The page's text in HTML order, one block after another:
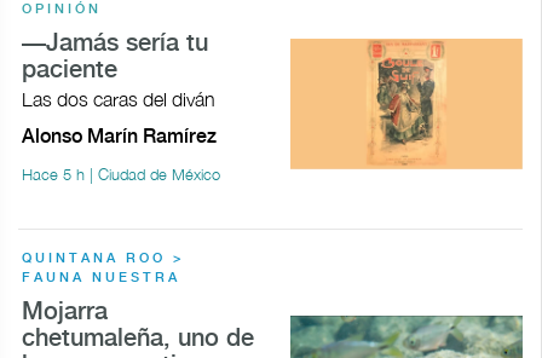
OPINIÓN
—Jamás sería tu
paciente
Las dos caras del diván
Alonso Marín Ramírez
Hace 5 h | Ciudad de México
QUINTANA ROO >
FAUNA NUESTRA
Mojarra
chetumaleña, uno de